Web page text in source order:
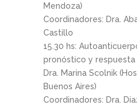
Mendoza)
Coordinadores: Dra.
Castillo
15.30 hs:
pronóstico y
Dra. Marina Scolnik
Buenos Aires)
Coordinadores: Dra.